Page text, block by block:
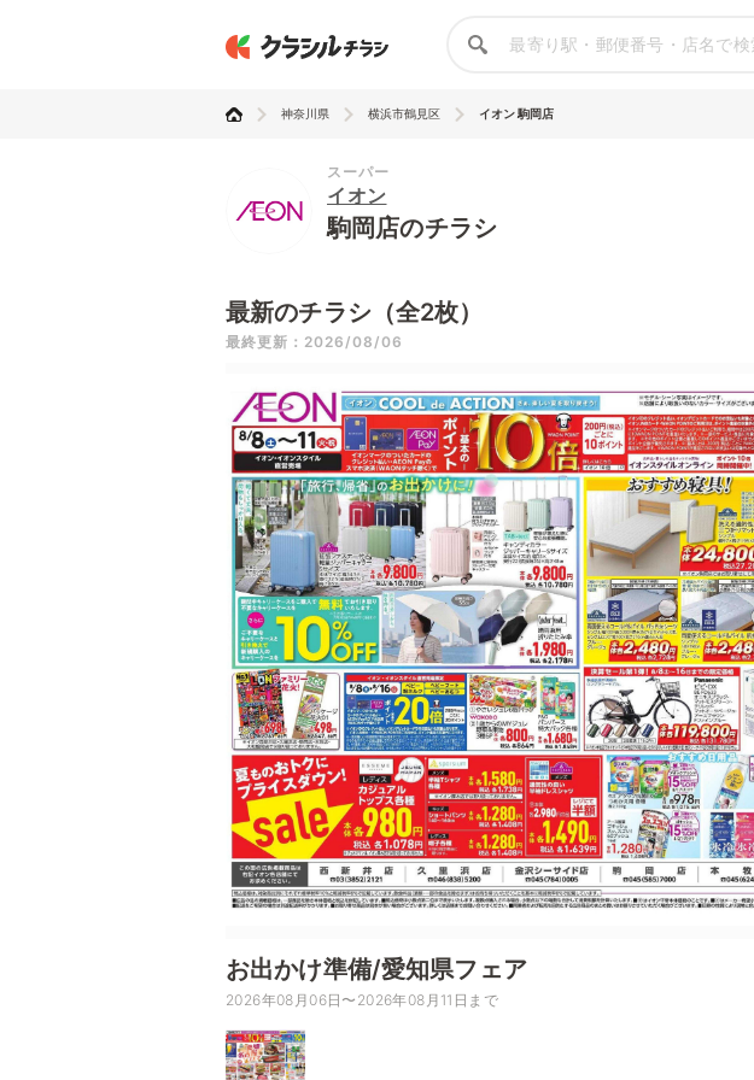
神奈川県 横浜市鶴見区 イオン 駒岡店
スーパー
イオン
駒岡店のチラシ
最新のチラシ（全2枚）
最終更新：2026/08/06
お出かけ準備/愛知県フェア
2026年08月06日〜2026年08月11日まで